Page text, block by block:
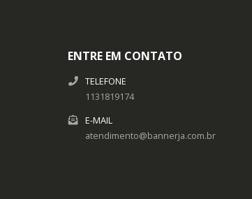
ENTRE EM CONTATO
TELEFONE
1131819174
E-MAIL
atendimento@bannerja.com.br